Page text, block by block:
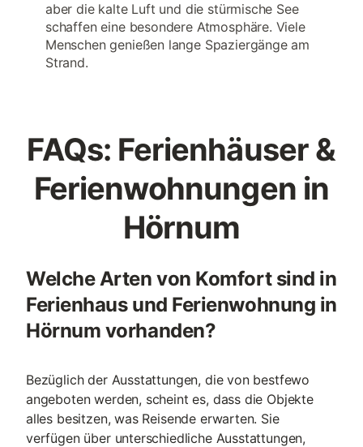
aber die kalte Luft und die stürmische See
schaffen eine besondere Atmosphäre. Viele
Menschen genießen lange Spaziergänge am
Strand.
FAQs: Ferienhäuser &
Ferienwohnungen in
Hörnum
Welche Arten von Komfort sind in
Ferienhaus und Ferienwohnung in
Hörnum vorhanden?
Bezüglich der Ausstattungen, die von bestfewo
angeboten werden, scheint es, dass die Objekte
alles besitzen, was Reisende erwarten. Sie
verfügen über unterschiedliche Ausstattungen,